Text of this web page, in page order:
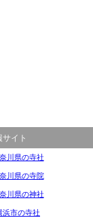
イト
川県の寺社
川県の寺院
川県の神社
浜市の寺社